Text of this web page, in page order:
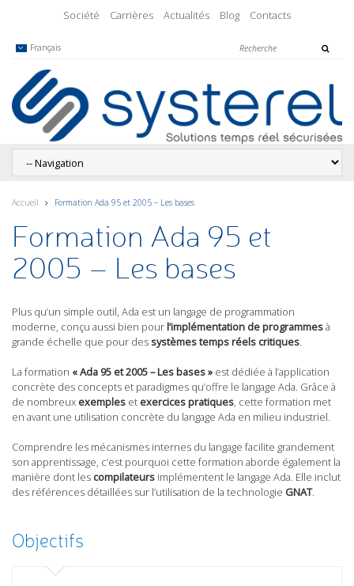
Société Carrières Actualités Blog Contacts
Français
Accueil Formation Ada 95 et 2005 – Les bases
Formation Ada 95 et
2005 – Les bases
Plus qu’un simple outil, Ada est un langage de programmation
moderne, conçu aussi bien pourl’implémentation de programmesà
grande échelle que pour dessystèmes temps réels critiques.
La formation « Ada 95 et 2005 – Les bases » est dédiée à l’application
concrète des concepts et paradigmes qu’offre le langage Ada. Grâce à
de nombreux exemples et exercices pratiques, cette formation met
en avant une utilisation concrète du langage Ada en milieu industriel.
Comprendre les mécanismes internes du langage facilite grandement
son apprentissage, c’est pourquoi cette formation aborde également la
manière dont les compilateurs implémentent le langage Ada. Elle inclut
des références détaillées sur l’utilisation de la technologie GNAT.
Objectifs